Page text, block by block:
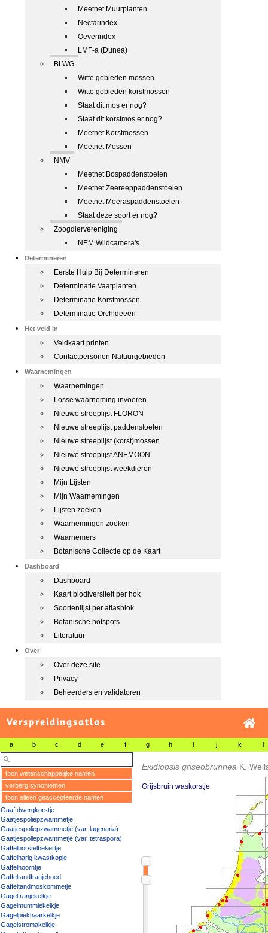
Meetnet Muurplanten
Nectarindex
Oeverindex
LMF-a (Dunea)
BLWG
Witte gebieden mossen
Witte gebieden korstmossen
Staat dit mos er nog?
Staat dit korstmos er nog?
Meetnet Korstmossen
Meetnet Mossen
NMV
Meetnet Bospaddenstoelen
Meetnet Zeereeppaddenstoelen
Meetnet Moeraspaddenstoelen
Staat deze soort er nog?
Zoogdiervereniging
NEM Wildcamera's
Determineren
Eerste Hulp Bij Determineren
Determinatie Vaatplanten
Determinatie Korstmossen
Determinatie Orchideeën
Het veld in
Veldkaart printen
Contactpersonen Natuurgebieden
Waarnemingen
Waarnemingen
Losse waarneming invoeren
Nieuwe streeplijst FLORON
Nieuwe streeplijst paddenstoelen
Nieuwe streeplijst (korst)mossen
Nieuwe streeplijst ANEMOON
Nieuwe streeplijst weekdieren
Mijn Lijsten
Mijn Waarnemingen
Lijsten zoeken
Waarnemingen zoeken
Waarnemers
Botanische Collectie op de Kaart
Dashboard
Dashboard
Kaart biodiversiteit per hok
Soortenlijst per atlasblok
Botanische hotspots
Literatuur
Over
Over deze site
Privacy
Beheerders en validatoren
Verspreidingsatlas
a b c d e f g h i j k l
toon wetenschappelijke namen
verberg synoniemen
toon alleen geaccepteerde namen
Gaaf dwergkorstje
Gaatjespoliepzwammetje
Gaatjespoliepzwammetje (var. lagenaria)
Gaatjespoliepzwammetje (var. tetraspora)
Gaffelborstelbekertje
Gaffelharig kwastkopje
Gaffelhoorntje
Gaffeltandfranjehoed
Gaffeltandmoskommetje
Gagelfranjekelkje
Gagelmummiekelkje
Gagelpiekhaarkelkje
Gagelstromakelkje
Exidiopsis griseobrunnea K.
Grijsbruin waskorstje